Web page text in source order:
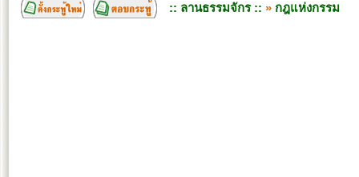
:: ลานธรรมจักร :: » กฎแห่งกรรม